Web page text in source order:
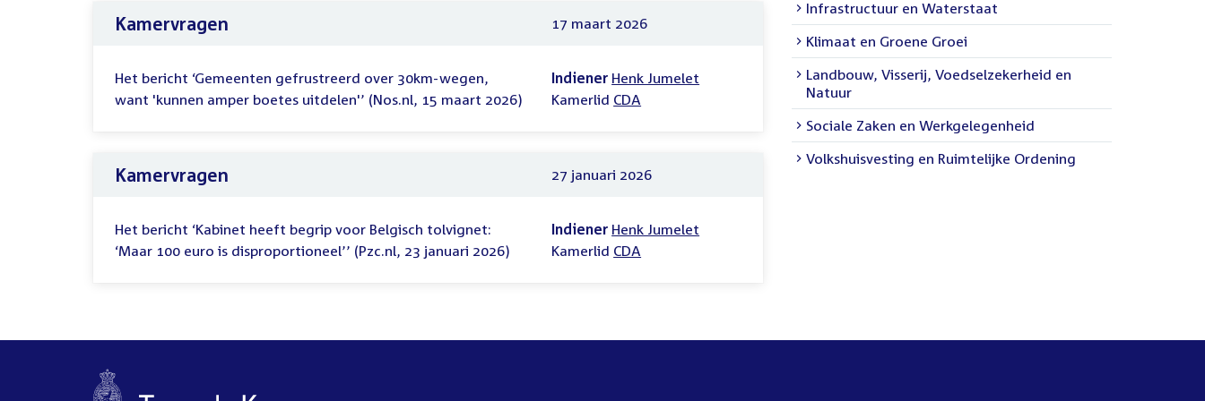
Kamervragen 17 maart 2026
Het bericht ‘Gemeenten gefrustreerd over 30km-wegen,
want 'kunnen amper boetes uitdelen'’ (Nos.nl, 15 maart 2026)
Indiener Henk Jumelet
Kamerlid CDA
Kamervragen 27 januari 2026
Het bericht ‘Kabinet heeft begrip voor Belgisch tolvignet:
‘Maar 100 euro is disproportioneel’’ (Pzc.nl, 23 januari 2026)
Indiener Henk Jumelet
Kamerlid CDA
Infrastructuur en Waterstaat
Klimaat en Groene Groei
Landbouw, Visserij, Voedselzekerheid en
Natuur
Sociale Zaken en Werkgelegenheid
Volkshuisvesting en Ruimtelijke Ordening